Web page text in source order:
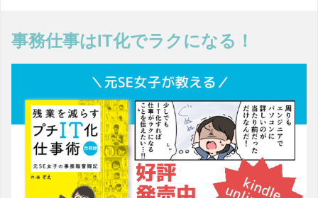
事務仕事はIT化でラクになる！